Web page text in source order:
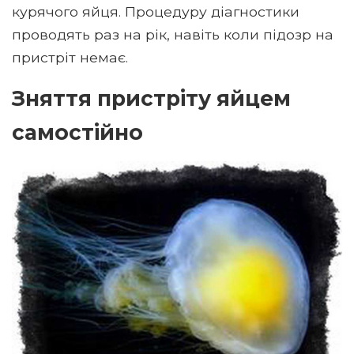
курячого яйця. Процедуру діагностики
проводять раз на рік, навіть коли підозр на
пристріт немає.
Зняття пристріту яйцем
самостійно